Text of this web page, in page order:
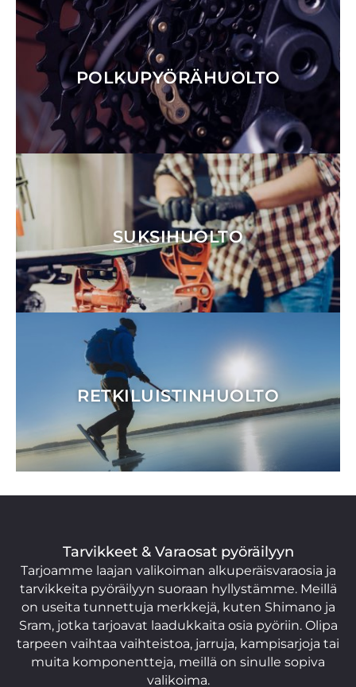
POLKUPYÖRÄHUOLTO
SUKSIHUOLTO
RETKILUISTINHUOLTO
Tarvikkeet & Varaosat pyöräilyyn
Tarjoamme laajan valikoiman alkuperäisvaraosia ja
tarvikkeita pyöräilyyn suoraan hyllystämme. Meillä
on useita tunnettuja merkkejä, kuten Shimano ja
Sram, jotka tarjoavat laadukkaita osia pyöriin. Olipa
tarpeen vaihtaa vaihteistoa, jarruja, kampisarjoja tai
muita komponentteja, meillä on sinulle sopiva
valikoima.